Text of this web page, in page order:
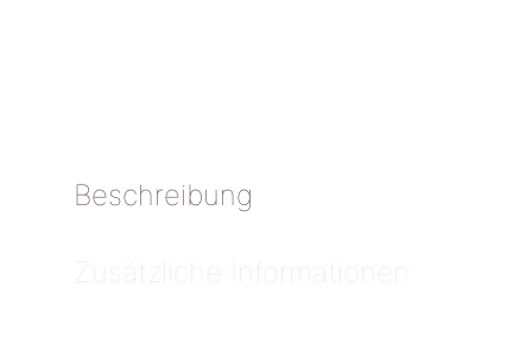
Beschreibung
Zusätzliche Informationen